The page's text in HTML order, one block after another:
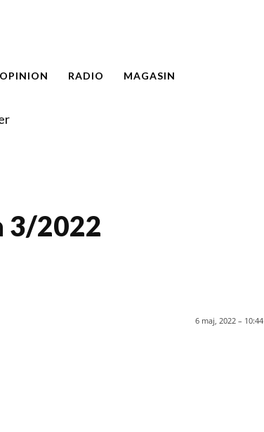
OPINION RADIO MAGASIN
3/2022
6 maj, 2022 – 10:44